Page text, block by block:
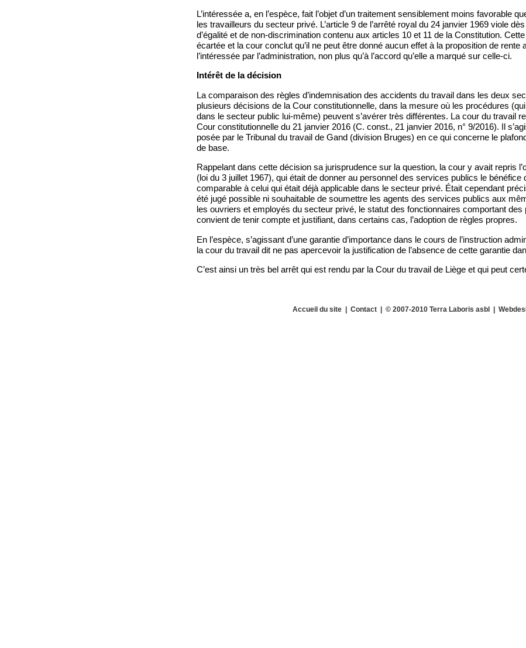
L’intéressée a, en l’espèce, fait l’objet d’un traitement sensiblement moins favorable
les travailleurs du secteur privé. L’article 9 de l’arrêté royal du 24 janvier 1969 viole
d’égalité et de non-discrimination contenu aux articles 10 et 11 de la Constitution.
écartée et la cour conclut qu’il ne peut être donné aucun effet à la proposition de rente
l’intéressée par l’administration, non plus qu’à l’accord qu’elle a marqué sur celle-ci.
Intérêt de la décision
La comparaison des règles d’indemnisation des accidents du travail dans les deux
plusieurs décisions de la Cour constitutionnelle, dans la mesure où les procédures
dans le secteur public lui-même) peuvent s’avérer très différentes. La cour du travail
Cour constitutionnelle du 21 janvier 2016 (C. const., 21 janvier 2016, n° 9/2016). Il
posée par le Tribunal du travail de Gand (division Bruges) en ce qui concerne le
de base.
Rappelant dans cette décision sa jurisprudence sur la question, la cour y avait repris
(loi du 3 juillet 1967), qui était de donner au personnel des services publics le bénéfice
comparable à celui qui était déjà applicable dans le secteur privé. Était cependant
été jugé possible ni souhaitable de soumettre les agents des services publics aux
les ouvriers et employés du secteur privé, le statut des fonctionnaires comportant des
convient de tenir compte et justifiant, dans certains cas, l’adoption de règles propres.
En l’espèce, s’agissant d’une garantie d’importance dans le cours de l’instruction
la cour du travail dit ne pas apercevoir la justification de l’absence de cette garantie
C’est ainsi un très bel arrêt qui est rendu par la Cour du travail de Liège et qui peut
Accueil du site| Contact| © 2007-2010 Terra Laboris asbl |